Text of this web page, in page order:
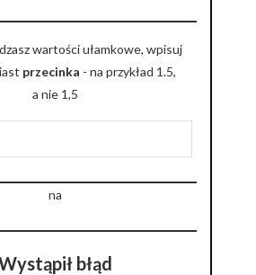
wartości ułamkowe, wpisuj
przecinka - na przykład 1.5,
a nie 1,5
na
błąd